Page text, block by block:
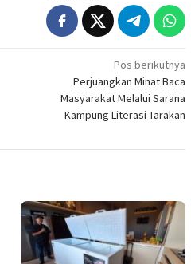
Pos berikutnya
Perjuangkan Minat Baca
Masyarakat Melalui Sarana
Kampung Literasi Tarakan